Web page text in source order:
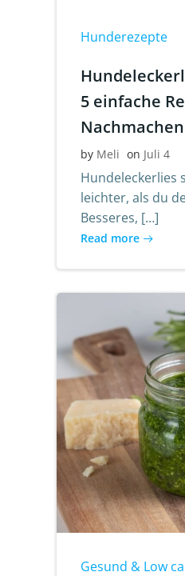
Hunderezepte
5 einfache
Nachmachen
by Meli on Juli 4
Hundeleckerlies
leichter, als du
Besseres, […]
Read more
Gesund & Low